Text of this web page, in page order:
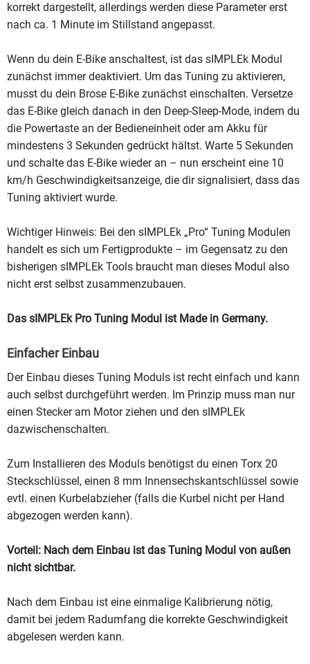
korrekt dargestellt, allerdings werden diese Parameter erst
nach ca. 1 Minute im Stillstand angepasst.
Wenn du dein E-Bike anschaltest, ist das sIMPLEk Modul
zunächst immer deaktiviert. Um das Tuning zu aktivieren,
musst du dein Brose E-Bike zunächst einschalten. Versetze
das E-Bike gleich danach in den Deep-Sleep-Mode, indem du
die Powertaste an der Bedieneinheit oder am Akku für
mindestens 3 Sekunden gedrückt hältst. Warte 5 Sekunden
und schalte das E-Bike wieder an – nun erscheint eine 10
km/h Geschwindigkeitsanzeige, die dir signalisiert, dass das
Tuning aktiviert wurde.
Wichtiger Hinweis: Bei den sIMPLEk „Pro“ Tuning Modulen
handelt es sich um Fertigprodukte – im Gegensatz zu den
bisherigen sIMPLEk Tools braucht man dieses Modul also
nicht erst selbst zusammenzubauen.
Das sIMPLEk Pro Tuning Modul ist Made in Germany.
Einfacher Einbau
Der Einbau dieses Tuning Moduls ist recht einfach und kann
auch selbst durchgeführt werden. Im Prinzip muss man nur
einen Stecker am Motor ziehen und den sIMPLEk
dazwischenschalten.
Zum Installieren des Moduls benötigst du einen Torx 20
Steckschlüssel, einen 8 mm Innensechskantschlüssel sowie
evtl. einen Kurbelabzieher (falls die Kurbel nicht per Hand
abgezogen werden kann).
Vorteil: Nach dem Einbau ist das Tuning Modul von außen
nicht sichtbar.
Nach dem Einbau ist eine einmalige Kalibrierung nötig,
damit bei jedem Radumfang die korrekte Geschwindigkeit
abgelesen werden kann.